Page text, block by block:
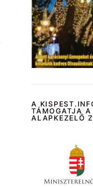
A
TÁMOGATJA A
ALAPKEZELŐ